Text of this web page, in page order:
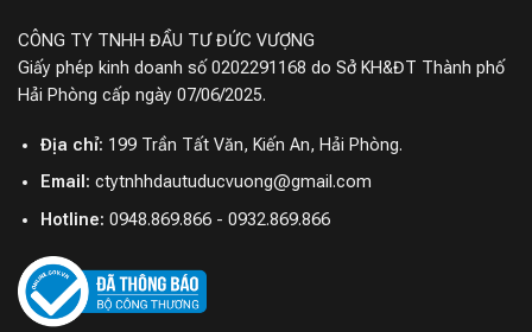
CÔNG TY TNHH ĐẦU TƯ ĐỨC VƯỢNG
Giấy phép kinh doanh số 0202291168 do Sở KH&ĐT Thành phố
Hải Phòng cấp ngày 07/06/2025.
Địa chỉ: 199 Trần Tất Văn, Kiến An, Hải Phòng.
Email: ctytnhhdautuducvuong@gmail.com
Hotline: 0948.869.866 - 0932.869.866